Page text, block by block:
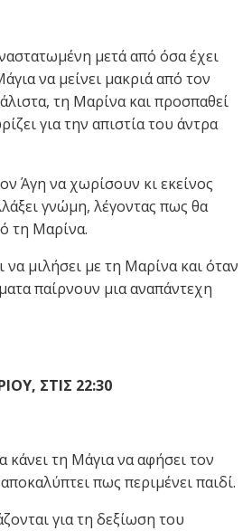
μετά από όσα έχει
να μείνει μακριά από τον
τη Μαρίνα και προσπαθεί
για την απιστία του άντρα
Άγη να χωρίσουν κι εκείνος
γνώμη, λέγοντας πως θα
τη Μαρίνα.
να μιλήσει με τη Μαρίνα και όταν
παίρνουν μια αναπάντεχη
ΣΤΙΣ 22:30
κάνει τη Μάγια να αφήσει τον
πως περιμένει παιδί.
για τη δεξίωση του